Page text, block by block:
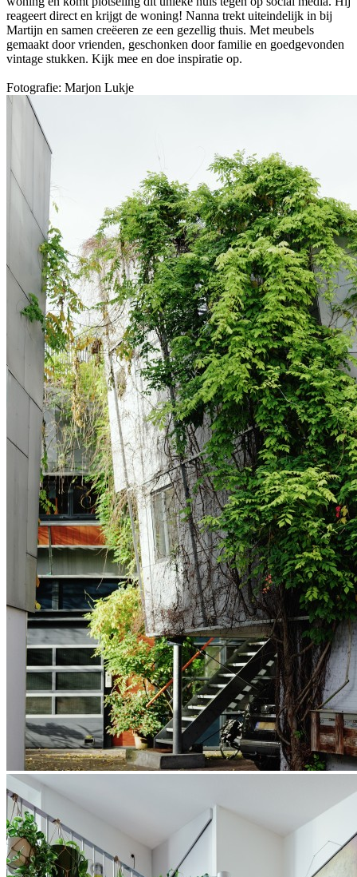
reageert direct en krijgt de woning! Nanna trekt uiteindelijk in bij
Martijn en samen creëeren ze een gezellig thuis. Met meubels
gemaakt door vrienden, geschonken door familie en goedgevonden
vintage stukken. Kijk mee en doe inspiratie op.
Fotografie: Marjon Lukje